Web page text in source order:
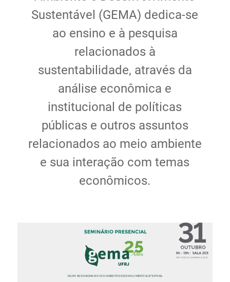
Ministério de Minas e Energia
Ministério da Ciência, Tecnologia, Inovações e
Comunicações
Ministério do Meio Ambiente
Ministério do Turismo
Controladoria-Geral da União
Ministério da Mulher, da Família e dos Direitos Humanos
Secretaria-Geral
Secretaria de Governo
Advocacia-Geral da União
Banco Central do Brasil
Sustentável (GEMA) dedica-se
ao ensino e à pesquisa
relacionados à
sustentabilidade, através da
análise econômica e
institucional de políticas
públicas e outros assuntos
relacionados ao meio ambiente
e sua interação com temas
econômicos.